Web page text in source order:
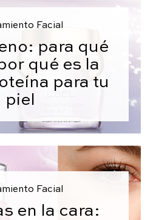
Facial
para qué
qué es la
para tu
piel
Facial
en la cara: